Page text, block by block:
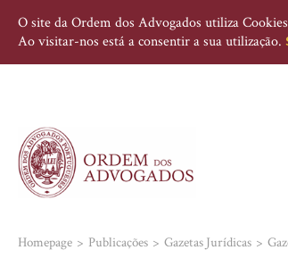
O site da Ordem dos Advogados utiliza
Ao visitar-nos está a consentir a sua utilização.
Homepage Publicações Gazetas Jurídicas